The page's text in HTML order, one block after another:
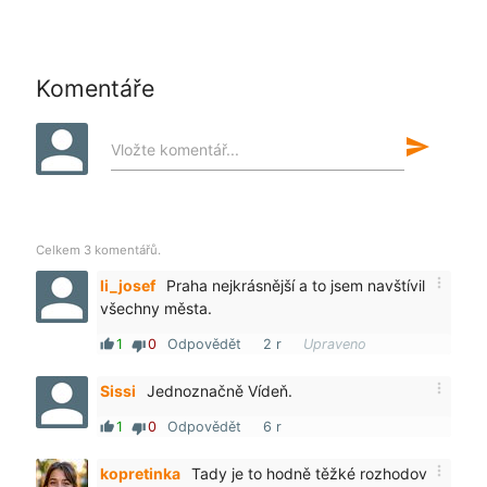
Komentáře
Vložte komentář... send
Celkem 3 komentářů.
li_josef more_vert
Praha nejkrásnější a to jsem navštívil
všechny města.
thumb_up1 thumb_down0 Odpovědět 2 r Upraveno
Sissi more_vert
Jednoznačně Vídeň.
thumb_up1 thumb_down0 Odpovědět 6 r
kopretinka more_vert
Tady je to hodně těžké rozhodov